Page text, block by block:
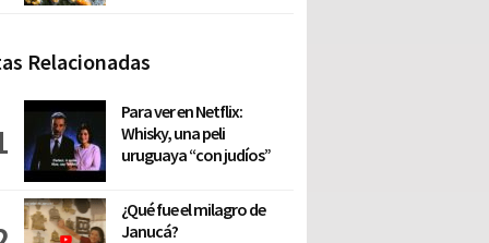
Relacionadas
Para ver en Netflix:
Whisky, una peli
uruguaya “con judíos”
¿Qué fue el milagro de
Janucá?